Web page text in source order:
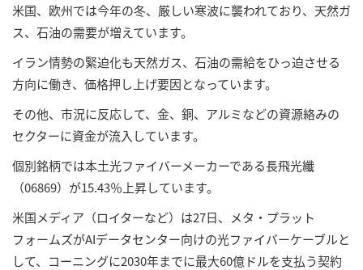
米国、欧州では今年の冬、厳しい寒波に襲われており、天然ガ
ス、石油の需要が増えています。
イラン情勢の緊迫化も天然ガス、石油の需給をひっ迫させる
方向に働き、価格押し上げ要因となっています。
その他、市況に反応して、金、銅、アルミなどの資源絡みの
セクターに資金が流入しています。
個別銘柄では本土光ファイバーメーカーである長飛光纖
（06869）が15.43％上昇しています。
米国メディア（ロイターなど）は27日、メタ・プラット
フォームズがAIデータセンター向けの光ファイバーケーブルと
して、コーニングに2030年までに最大60億ドルを支払う契約